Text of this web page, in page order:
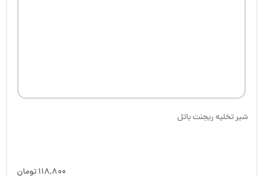
شیر تخلیه ریجنت باتل
118,800تومان